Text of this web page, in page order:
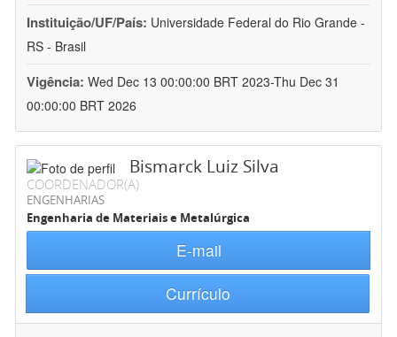
Instituição/UF/País: Universidade Federal do Rio Grande -
RS - Brasil
Vigência: Wed Dec 13 00:00:00 BRT 2023-Thu Dec 31
00:00:00 BRT 2026
Bismarck Luiz Silva
COORDENADOR(A)
ENGENHARIAS
Engenharia de Materiais e Metalúrgica
E-mail
Currículo